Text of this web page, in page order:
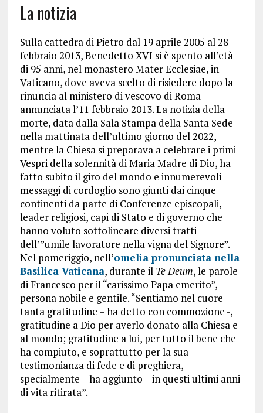
La notizia
Sulla cattedra di Pietro dal 19 aprile 2005 al 28
febbraio 2013, Benedetto XVI si è spento all’età
di 95 anni, nel monastero Mater Ecclesiae, in
Vaticano, dove aveva scelto di risiedere dopo la
rinuncia al ministero di vescovo di Roma
annunciata l’11 febbraio 2013. La notizia della
morte, data dalla Sala Stampa della Santa Sede
nella mattinata dell’ultimo giorno del 2022,
mentre la Chiesa si preparava a celebrare i primi
Vespri della solennità di Maria Madre di Dio, ha
fatto subito il giro del mondo e innumerevoli
messaggi di cordoglio sono giunti dai cinque
continenti da parte di Conferenze episcopali,
leader religiosi, capi di Stato e di governo che
hanno voluto sottolineare diversi tratti
dell’”umile lavoratore nella vigna del Signore”.
Nel pomeriggio, nell’omelia pronunciata nella
Basilica Vaticana, durante il Te Deum, le parole
di Francesco per il “carissimo Papa emerito”,
persona nobile e gentile. “Sentiamo nel cuore
tanta gratitudine – ha detto con commozione -,
gratitudine a Dio per averlo donato alla Chiesa e
al mondo; gratitudine a lui, per tutto il bene che
ha compiuto, e soprattutto per la sua
testimonianza di fede e di preghiera,
specialmente – ha aggiunto – in questi ultimi anni
di vita ritirata”.